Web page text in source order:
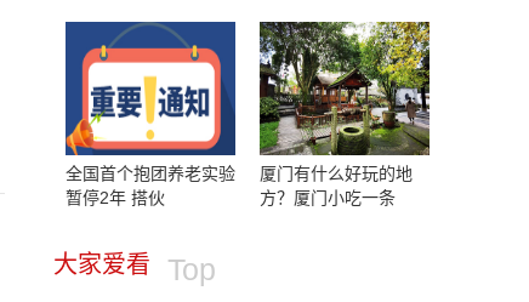
全国首个抱团养老实验
暂停2年 搭伙
厦门有什么好玩的地
方？厦门小吃一条
大家爱看 Top